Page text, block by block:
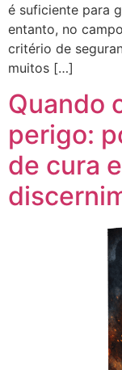
é suficiente para
entanto, no
critério de
muitos […]
Quando
perigo:
de cura